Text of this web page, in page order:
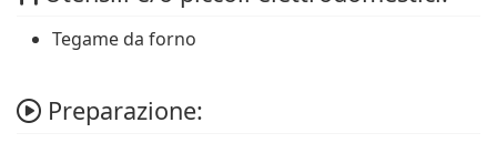
Tegame da forno
Preparazione: